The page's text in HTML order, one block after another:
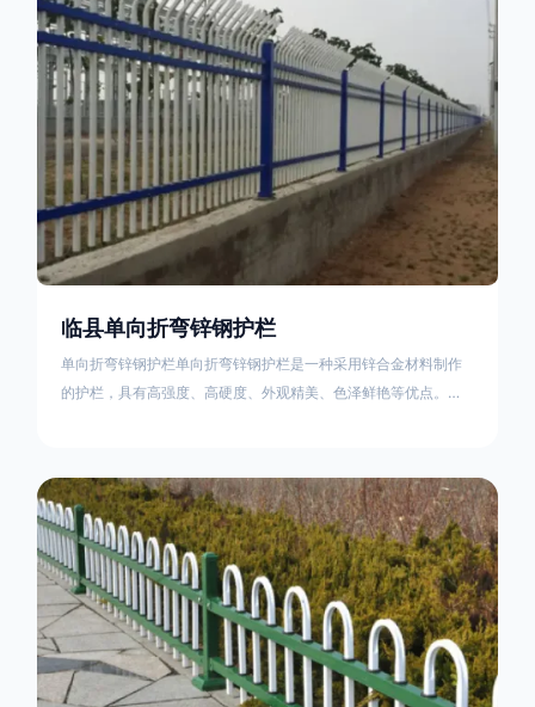
临县单向折弯锌钢护栏
单向折弯锌钢护栏单向折弯锌钢护栏是一种采用锌合金材料制作
的护栏，具有高强度、高硬度、外观精美、色泽鲜艳等优点。该
再加上防盗垫圈，这样能够避免护栏被人轻易拆卸；适合于大批
量生产，能够很好的与自然相融合。单向折弯锌钢护栏可以用于
住宅小区、工厂院校、道路交通等场所。该产品具有高强度、高
硬度、外观